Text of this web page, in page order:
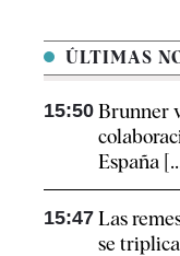
ÚLTIMAS
15:50 Brunner
España
15:47 Las
se